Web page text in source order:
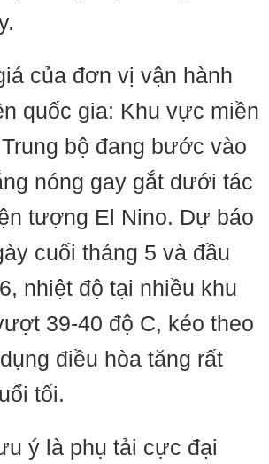
của đơn vị vận hành
quốc gia: Khu vực miền
bộ đang bước vào
nóng gay gắt dưới tác
tượng El Nino. Dự báo
cuối tháng 5 và đầu
nhiệt độ tại nhiều khu
39-40 độ C, kéo theo
điều hòa tăng rất
tối.
ý là phụ tải cực đại